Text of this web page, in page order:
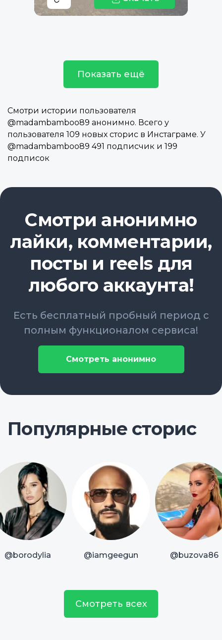
Показать ещё
Смотри истории пользователя
@madambamboo89 анонимно. Всего у
пользователя 109 новых сторис в Инстаграме. У
@madambamboo89 491 подписчик и 199
подписок
Смотри анонимно
лайки, комментарии,
посты и reels для
любого аккаунта!
Есть бесплатный пробный период с
полным функционалом сервиса!
Смотреть анонимно
Популярные сторис
@borodylia @iamgeegun @buzova86
Смотреть всех